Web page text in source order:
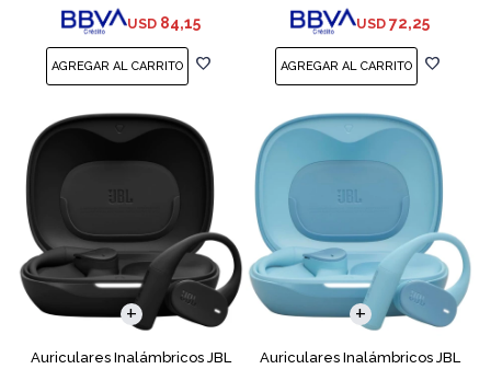
USD 84,15 USD 72,25
Auriculares Inalámbricos JBL
Auriculares Inalámbricos JBL